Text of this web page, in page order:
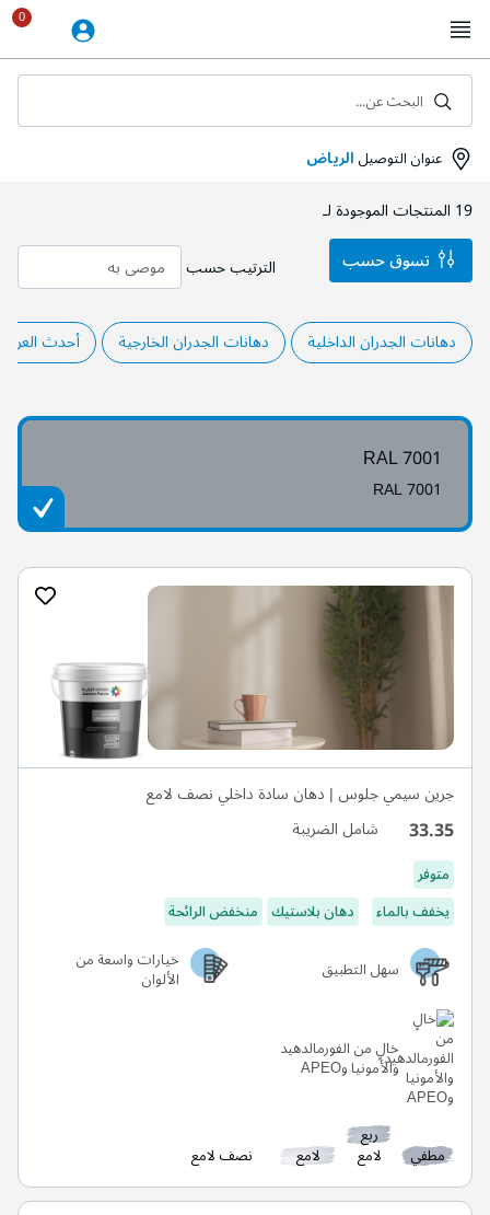
to
Content
عنوان التوصيلالرياض
البحث عن...
19 المنتجات الموجودة لـ
الترتيب حسب
دهانات الجدران الداخلية دهانات الجدران الخارجية أحدث
RAL 7001
RAL 7001
جرين سيمي جلوس | دهان سادة داخلي نصف لامع
33.35 شامل الضريبة
متوفر
يخفف بالماء
دهان بلاستيك منخفض الرائحة
سهل التطبيق
خيارات واسعة من
الألوان
خالٍ من الفورمالدهيد
والأمونيا وAPEO
مطفي
ربع
لامع لامع نصف لامع
تسوق حسب